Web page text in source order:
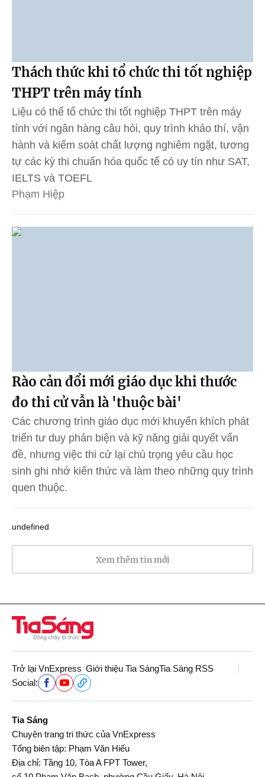
Thách thức khi tổ chức thi tốt nghiệp
THPT trên máy tính
Liệu có thể tổ chức thi tốt nghiệp THPT trên máy
tính với ngân hàng câu hỏi, quy trình khảo thí, vận
hành và kiểm soát chất lượng nghiêm ngặt, tương
tự các kỳ thi chuẩn hóa quốc tế có uy tín như SAT,
IELTS và TOEFL
Phạm Hiệp
Rào cản đổi mới giáo dục khi thước
đo thi cử vẫn là 'thuộc bài'
Các chương trình giáo dục mới khuyến khích phát
triển tư duy phản biện và kỹ năng giải quyết vấn
đề, nhưng việc thi cử lại chú trọng yêu cầu học
sinh ghi nhớ kiến thức và làm theo những quy trình
quen thuộc.
undefined
Xem thêm tin mới
Trở lại VnExpress Giới thiệu Tia SángTia Sáng RSS
Social:
Tia Sáng
Chuyên trang tri thức của VnExpress
Tổng biên tập: Phạm Văn Hiếu
Địa chỉ: Tầng 10, Tòa A FPT Tower,